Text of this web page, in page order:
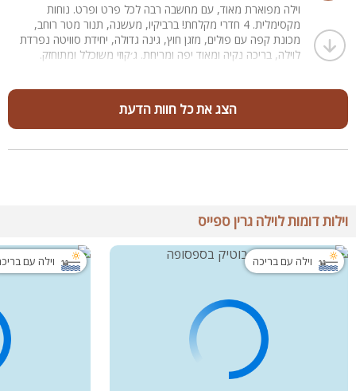
וילה מפוארת מאוד, עם מחשבה רבה לכל פרט ופרט. נוחות
מקסימלית. 4 חדרי מקלחת! ברביקיו, מעשנה, תנור מטר רוחב,
מכונת קפה עם פולים, מזגן חוץ, גינה גדולה, יחידת סוויטה נפרדת
לוילה, בריכה נקיה ומאוד יפה ומריחת. ג׳קוזי משוכלל ומתוחזק.
הצג את כל חוות הדעת
וילות דומות לוילה גרין ספייס
וילה עם בריכה וילה עם